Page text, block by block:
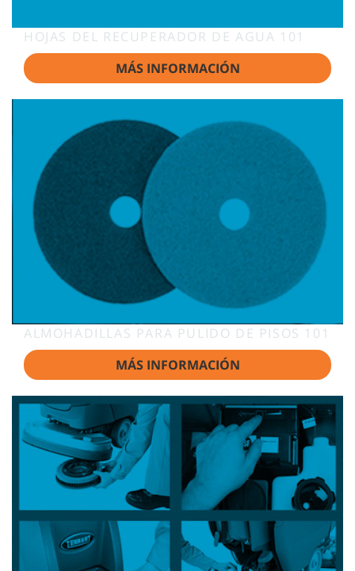
HOJAS DEL RECUPERADOR DE AGUA 101
MÁS INFORMACIÓN
ALMOHADILLAS PARA PULIDO DE PISOS 101
MÁS INFORMACIÓN